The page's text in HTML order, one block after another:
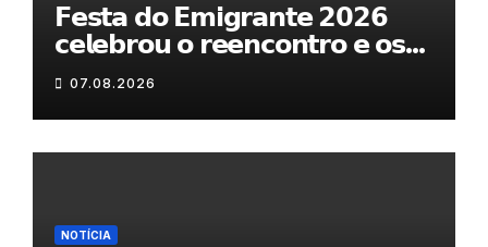
𝗙𝗲𝘀𝘁𝗮 𝗱𝗼 𝗘𝗺𝗶𝗴𝗿𝗮𝗻𝘁𝗲 𝟮𝟬𝟮𝟲
𝗰𝗲𝗹𝗲𝗯𝗿𝗼𝘂 𝗼 𝗿𝗲𝗲𝗻𝗰𝗼𝗻𝘁𝗿𝗼 𝗲 𝗼𝘀
𝗹𝗮𝗰̧𝗼𝘀 𝗾𝘂𝗲 𝘂𝗻𝗲𝗺 𝗠𝘂𝗿𝗰̧𝗮
07.08.2026
NOTÍCIA